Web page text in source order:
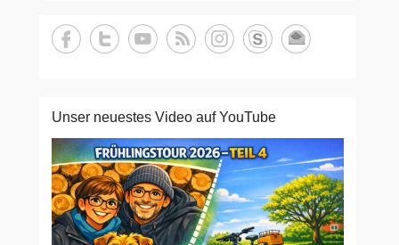
Unser neuestes Video auf YouTube